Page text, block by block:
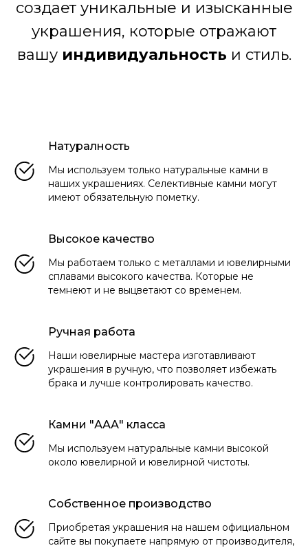
создает уникальные и изысканные
украшения, которые отражают
вашу индивидуальность и стиль.
Натуралность
Мы используем только натуральные камни в
наших украшениях. Селективные камни могут
имеют обязательную пометку.
Высокое качество
Мы работаем только с металлами и ювелирными
сплавами высокого качества. Которые не
темнеют и не выцветают со временем.
Ручная работа
Наши ювелирные мастера изготавливают
украшения в ручную, что позволяет избежать
брака и лучше контролировать качество.
Камни "ААА" класса
Мы используем натуральные камни высокой
около ювелирной и ювелирной чистоты.
Собственное производство
Приобретая украшения на нашем официальном
сайте вы покупаете напрямую от производителя,